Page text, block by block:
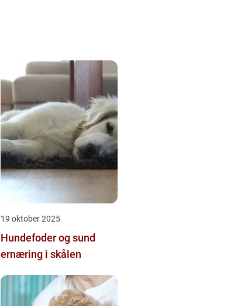
19 oktober 2025
Hundefoder og sund
ernæring i skålen